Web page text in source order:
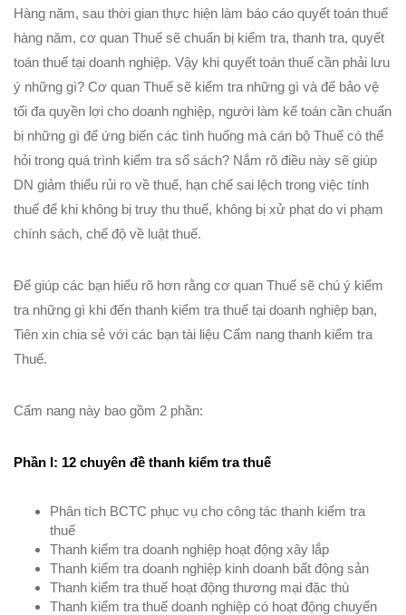
Hàng năm, sau thời gian thực hiện làm báo cáo quyết toán thuế
hàng năm, cơ quan Thuế sẽ chuẩn bị kiểm tra, thanh tra, quyết
toán thuế tại doanh nghiệp. Vậy khi quyết toán thuế cần phải lưu
ý những gì? Cơ quan Thuế sẽ kiểm tra những gì và để bảo vệ
tối đa quyền lợi cho doanh nghiệp, người làm kế toán cần chuẩn
bị những gì để ứng biến các tình huống mà cán bộ Thuế có thể
hỏi trong quá trình kiểm tra sổ sách? Nắm rõ điều này sẽ giúp
DN giảm thiểu rủi ro về thuế, hạn chế sai lệch trong việc tính
thuế để khi không bị truy thu thuế, không bị xử phạt do vi phạm
chính sách, chế độ về luật thuế.
Để giúp các bạn hiểu rõ hơn rằng cơ quan Thuế sẽ chú ý kiểm
tra những gì khi đến thanh kiểm tra thuế tại doanh nghiệp bạn,
Tiên xin chia sẻ với các bạn tài liệu Cẩm nang thanh kiểm tra
Thuế.
Cẩm nang này bao gồm 2 phần:
Phần I: 12 chuyên đề thanh kiểm tra thuế
Phân tích BCTC phục vụ cho công tác thanh kiểm tra
thuế
Thanh kiểm tra doanh nghiệp hoạt động xây lắp
Thanh kiểm tra doanh nghiệp kinh doanh bất động sản
Thanh kiểm tra thuế hoạt động thương mại đặc thù
Thanh kiểm tra thuế doanh nghiệp có hoạt động chuyển